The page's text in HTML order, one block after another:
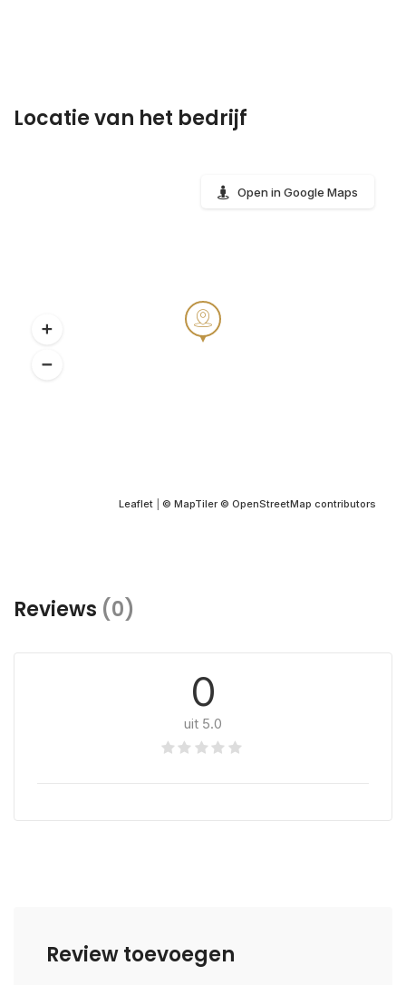
Locatie van het bedrijf
Leaflet © MapTiler © OpenStreetMap contributors
Open in Google Maps
Reviews (0)
0
uit 5.0
Review toevoegen